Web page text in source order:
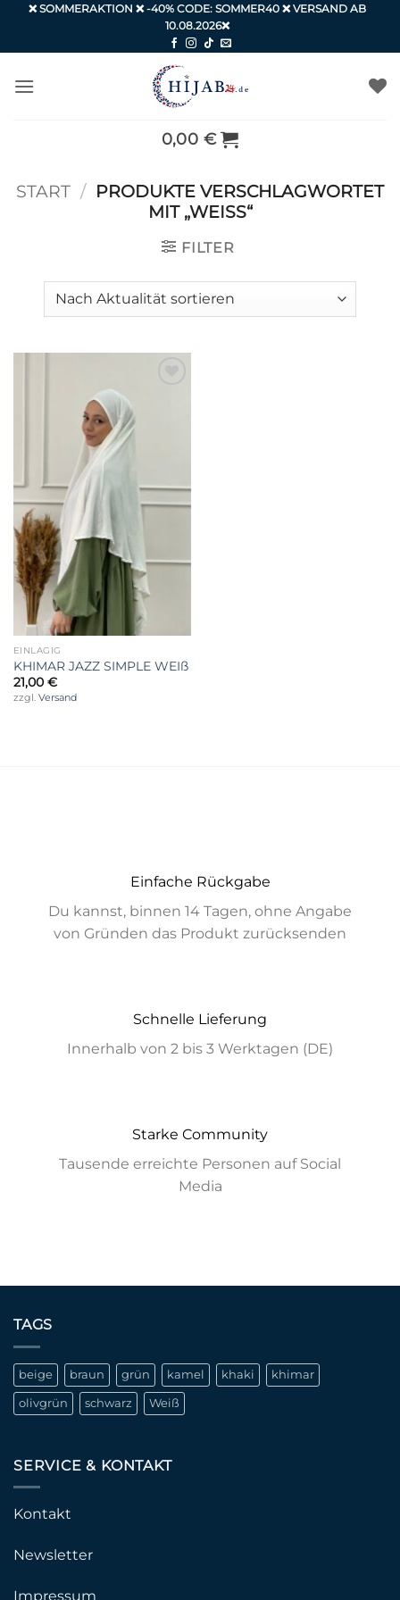
Zum
springen
❌ SOMMERAKTION ❌ -40% CODE: SOMMER40 ❌ VERSAND AB
10.08.2026❌
0,00 €
START / PRODUKTE VERSCHLAGWORTET
MIT „WEISS“
FILTER
Wunschliste
EINLAGIG
KHIMAR JAZZ SIMPLE WEIß
21,00 €
zzgl. Versand
Einfache Rückgabe
Du kannst, binnen 14 Tagen, ohne Angabe
von Gründen das Produkt zurücksenden
Schnelle Lieferung
Innerhalb von 2 bis 3 Werktagen (DE)
Starke Community
Tausende erreichte Personen auf Social
Media
TAGS
beige braun grün kamel khaki khimar
olivgrün schwarz Weiß
SERVICE & KONTAKT
Kontakt
Newsletter
Impressum